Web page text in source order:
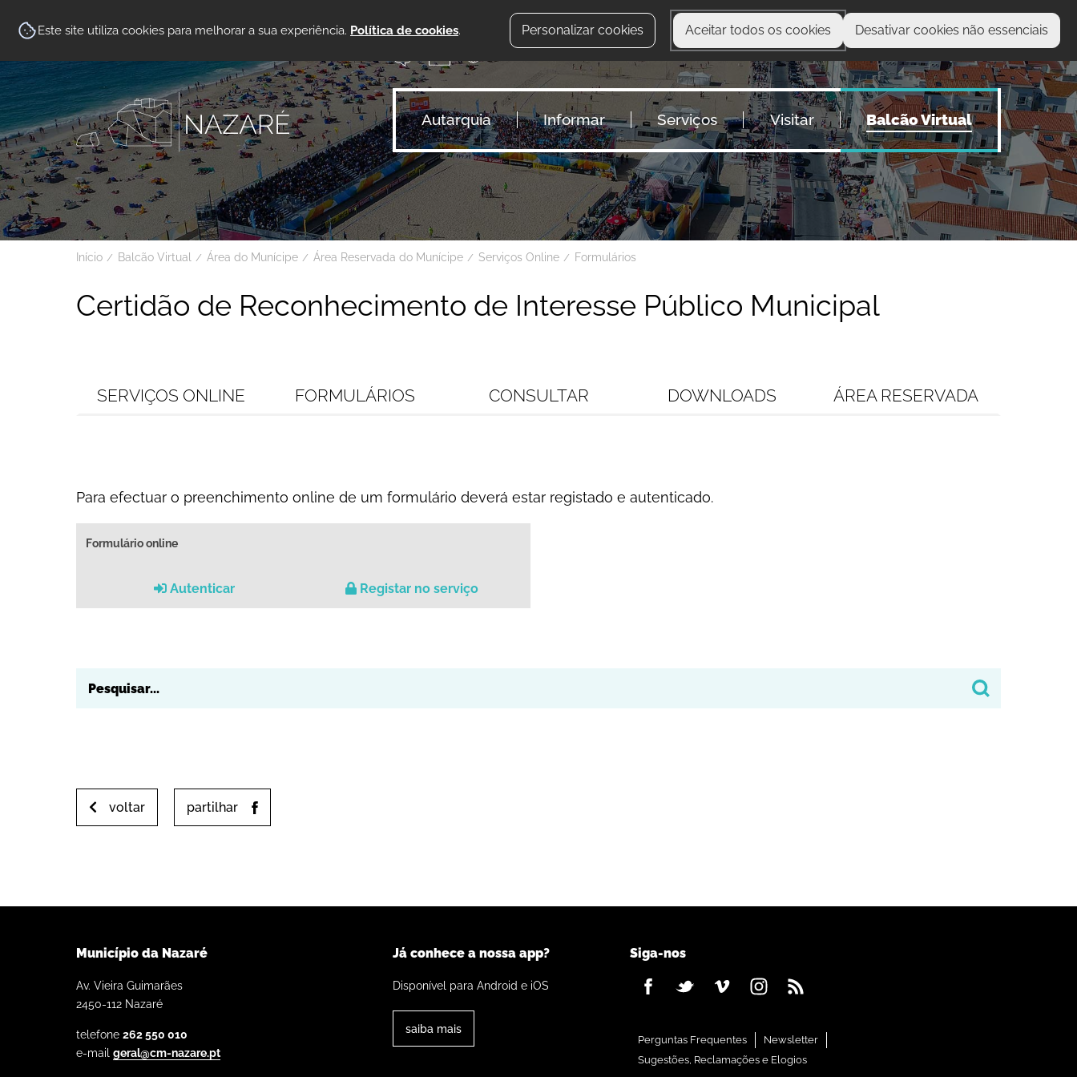
Este site utiliza cookies para melhorar a sua experiência. Política de cookies. Personalizar cookies Aceitar todos os cookies Desativar cookies não essenciais
O que procura?
Autarquia Informar Serviços Visitar Balcão Virtual
Início Balcão Virtual Área do Munícipe Área Reservada do Munícipe Serviços Online Formulários
Certidão de Reconhecimento de Interesse Público Municipal
SERVIÇOS ONLINE FORMULÁRIOS CONSULTAR DOWNLOADS ÁREA RESERVADA
Para efectuar o preenchimento online de um formulário deverá estar registado e autenticado.
Formulário online
Autenticar Registar no serviço
voltar partilhar
Município da Nazaré
Av. Vieira Guimarães
2450-112 Nazaré
telefone 262 550 010
e-mail geral@cm-nazare.pt
Já conhece a nossa app?
Disponível para Android e iOS
saiba mais
Siga-nos
Perguntas Frequentes
Newsletter
Sugestões, Reclamações e Elogios